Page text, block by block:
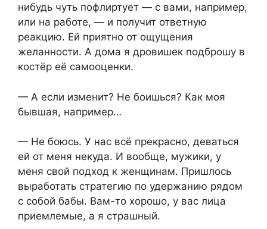
нибудь чуть пофлиртует — с вами, например,
или на работе, — и получит ответную
реакцию. Ей приятно от ощущения
желанности. А дома я дровишек подброшу в
костёр её самооценки.
— А если изменит? Не боишься? Как моя
бывшая, например…
— Не боюсь. У нас всё прекрасно, деваться
ей от меня некуда. И вообще, мужики, у
меня свой подход к женщинам. Пришлось
выработать стратегию по удержанию рядом
с собой бабы. Вам-то хорошо, у вас лица
приемлемые, а я страшный.